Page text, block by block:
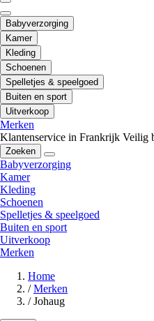
Babyverzorging
Kamer
Kleding
Schoenen
Spelletjes & speelgoed
Buiten en sport
Uitverkoop
Merken
Klantenservice in Frankrijk Veilig
Zoeken
Babyverzorging
Kamer
Kleding
Schoenen
Spelletjes & speelgoed
Buiten en sport
Uitverkoop
Merken
Home
/ Merken
/ Johaug